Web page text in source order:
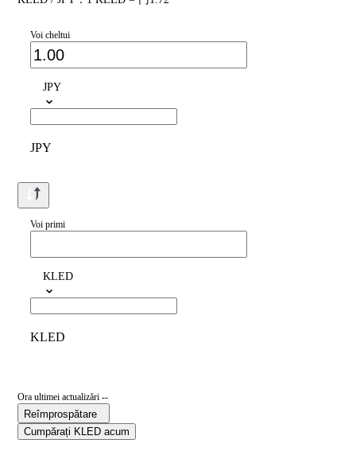
Voi cheltui
JPY
JPY
Voi primi
KLED
KLED
Ora ultimei actualizări --
Reîmprospătare
Cumpărați KLED acum